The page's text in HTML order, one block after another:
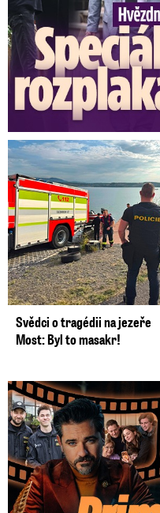
Svědci o tragédii na jezeře
Most: Byl to masakr!
Prima vytasila podzimní